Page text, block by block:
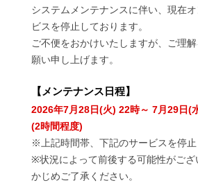
システムメンテナンスに伴い、現在
ビスを停止しております。
ご不便をおかけいたしますが、ご理
願い申し上げます。
【 メンテナンス日程】
2026年7月28日(火) 22時～ 7月29日(
(2時間程度)
※上記時間帯、下記のサービスを停止
※状況によって前後する可能性がござ
かじめご了承ください。